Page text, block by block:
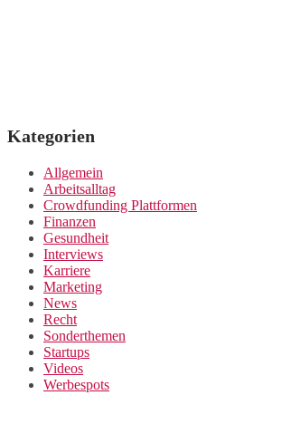
Kategorien
Allgemein
Arbeitsalltag
Crowdfunding Plattformen
Finanzen
Gesundheit
Interviews
Karriere
Marketing
News
Recht
Sonderthemen
Startups
Videos
Werbespots